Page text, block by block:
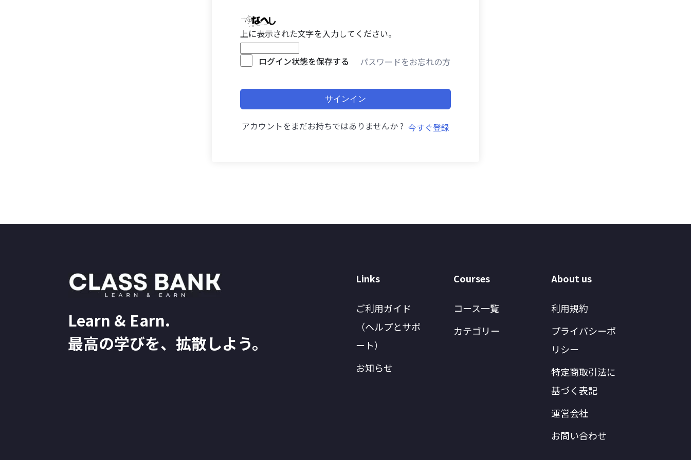
上に表示された文字を入力してください。
ログイン状態を保存する パスワードをお忘れの方
サインイン
アカウントをまだお持ちではありませんか ? 今すぐ登録
Learn & Earn.
最高の学びを、拡散しよう。
Links
ご利用ガイド
（ヘルプとサポ
ート）
お知らせ
Courses
コース一覧
カテゴリー
About us
利用規約
プライバシーポ
リシー
特定商取引法に
基づく表記
運営会社
お問い合わせ